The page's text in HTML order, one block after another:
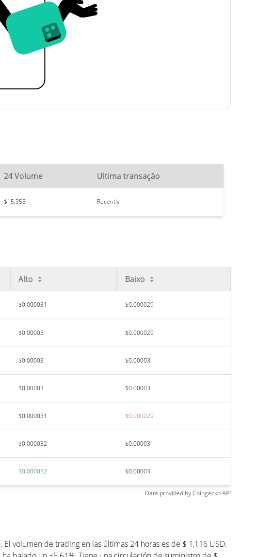
24 Volume Ultima transação
$15,355 Recently
Alto Baixo
$0.000031 $0.000029
$0.00003 $0.000029
$0.00003 $0.00003
$0.00003 $0.00003
$0.000031 $0.000029
$0.000032 $0.000031
$0.000032 $0.00003
Data provided byCoingeckoAPI
volumen de trading en las últimas 24 horas es de $ 1,116 USD.